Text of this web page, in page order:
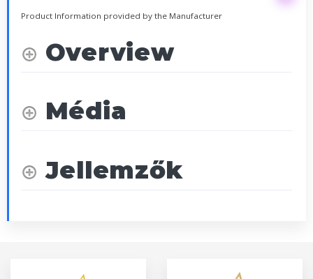
Product Information provided by the Manufacturer
Overview
Média
Jellemzők